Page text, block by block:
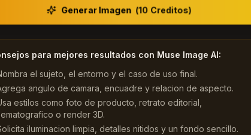
Generar Imagen (10 Creditos)
para mejores resultados con Muse Image AI:
el sujeto, el entorno y el caso de uso final.
angulo de camara, encuadre y relacion de aspecto.
estilos como foto de producto, retrato editorial,
o render 3D.
iluminacion limpia, detalles nitidos y un fondo sencillo.